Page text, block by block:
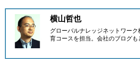
横山哲也
グローバルナレッジネットワー
育コースを担当。 会社のブログも